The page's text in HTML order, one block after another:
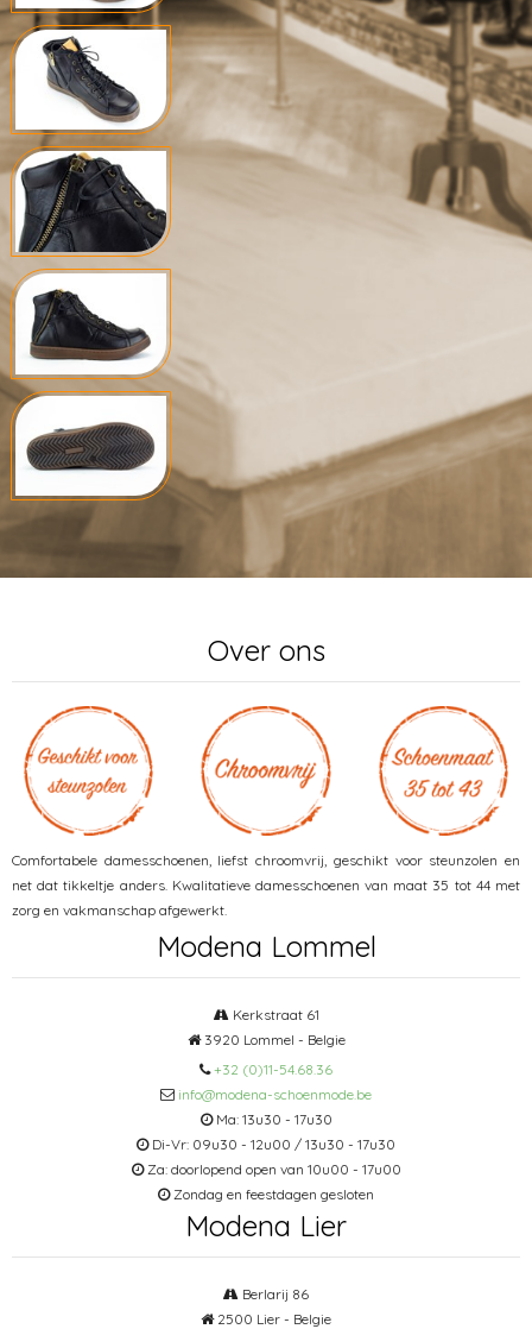
Over ons
Comfortabele damesschoenen, liefst chroomvrij, geschikt voor steunzolen en
net dat tikkeltje anders. Kwalitatieve damesschoenen van maat 35 tot 44 met
zorg en vakmanschap afgewerkt.
Modena Lommel
Kerkstraat 61
3920 Lommel - Belgie
+32 (0)11-54.68.36
info@modena-schoenmode.be
Ma: 13u30 - 17u30
Di-Vr: 09u30 - 12u00 / 13u30 - 17u30
Za: doorlopend open van 10u00 - 17u00
Zondag en feestdagen gesloten
Modena Lier
Berlarij 86
2500 Lier - Belgie